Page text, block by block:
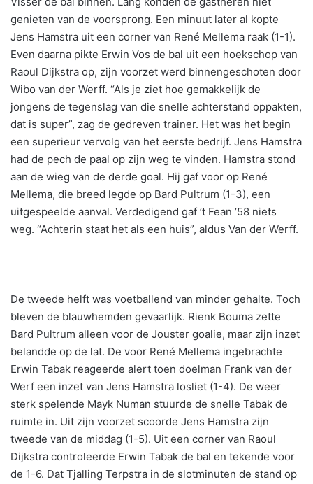
genieten van de voorsprong. Een minuut later al kopte
Jens Hamstra uit een corner van René Mellema raak (1-1).
Even daarna pikte Erwin Vos de bal uit een hoekschop van
Raoul Dijkstra op, zijn voorzet werd binnengeschoten door
Wibo van der Werff. “Als je ziet hoe gemakkelijk de
jongens de tegenslag van die snelle achterstand oppakten,
dat is super”, zag de gedreven trainer. Het was het begin
een superieur vervolg van het eerste bedrijf. Jens Hamstra
had de pech de paal op zijn weg te vinden. Hamstra stond
aan de wieg van de derde goal. Hij gaf voor op René
Mellema, die breed legde op Bard Pultrum (1-3), een
uitgespeelde aanval. Verdedigend gaf ’t Fean ’58 niets
weg. “Achterin staat het als een huis”, aldus Van der Werff.
De tweede helft was voetballend van minder gehalte. Toch
bleven de blauwhemden gevaarlijk. Rienk Bouma zette
Bard Pultrum alleen voor de Jouster goalie, maar zijn inzet
belandde op de lat. De voor René Mellema ingebrachte
Erwin Tabak reageerde alert toen doelman Frank van der
Werf een inzet van Jens Hamstra losliet (1-4). De weer
sterk spelende Mayk Numan stuurde de snelle Tabak de
ruimte in. Uit zijn voorzet scoorde Jens Hamstra zijn
tweede van de middag (1-5). Uit een corner van Raoul
Dijkstra controleerde Erwin Tabak de bal en tekende voor
de 1-6. Dat Tjalling Terpstra in de slotminuten de stand op